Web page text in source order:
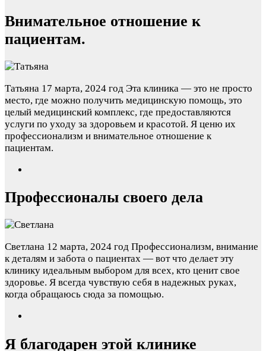
Внимательное отношение к
пациентам.
Татьяна 17 марта, 2024 год Эта клиника — это не просто
место, где можно получить медицинскую помощь, это
целый медицинский комплекс, где предоставляются
услуги по уходу за здоровьем и красотой. Я ценю их
профессионализм и внимательное отношение к
пациентам.
Профессионалы своего дела
Светлана 12 марта, 2024 год Профессионализм, внимание
к деталям и забота о пациентах — вот что делает эту
клинику идеальным выбором для всех, кто ценит свое
здоровье. Я всегда чувствую себя в надежных руках,
когда обращаюсь сюда за помощью.
Я благодарен этой клинике